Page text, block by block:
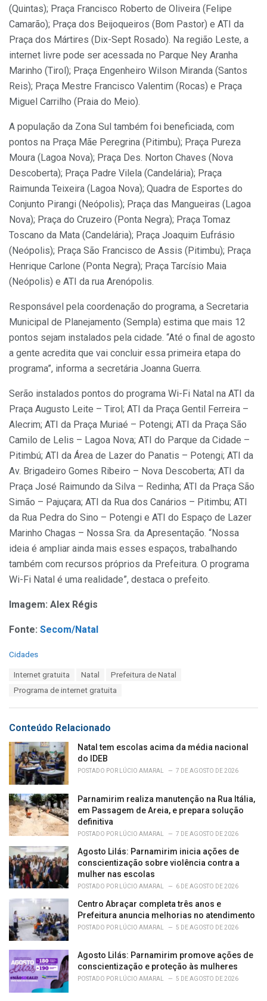
(Quintas); Praça Francisco Roberto de Oliveira (Felipe
Camarão); Praça dos Beijoqueiros (Bom Pastor) e ATI da
Praça dos Mártires (Dix-Sept Rosado). Na região Leste, a
internet livre pode ser acessada no Parque Ney Aranha
Marinho (Tirol); Praça Engenheiro Wilson Miranda (Santos
Reis); Praça Mestre Francisco Valentim (Rocas) e Praça
Miguel Carrilho (Praia do Meio).
A população da Zona Sul também foi beneficiada, com
pontos na Praça Mãe Peregrina (Pitimbu); Praça Pureza
Moura (Lagoa Nova); Praça Des. Norton Chaves (Nova
Descoberta); Praça Padre Vilela (Candelária); Praça
Raimunda Teixeira (Lagoa Nova); Quadra de Esportes do
Conjunto Pirangi (Neópolis); Praça das Mangueiras (Lagoa
Nova); Praça do Cruzeiro (Ponta Negra); Praça Tomaz
Toscano da Mata (Candelária); Praça Joaquim Eufrásio
(Neópolis); Praça São Francisco de Assis (Pitimbu); Praça
Henrique Carlone (Ponta Negra); Praça Tarcísio Maia
(Neópolis) e ATI da rua Arenópolis.
Responsável pela coordenação do programa, a Secretaria
Municipal de Planejamento (Sempla) estima que mais 12
pontos sejam instalados pela cidade. “Até o final de agosto
a gente acredita que vai concluir essa primeira etapa do
programa”, informa a secretária Joanna Guerra.
Serão instalados pontos do programa Wi-Fi Natal na ATI da
Praça Augusto Leite – Tirol; ATI da Praça Gentil Ferreira –
Alecrim; ATI da Praça Muriaé – Potengi; ATI da Praça São
Camilo de Lelis – Lagoa Nova; ATI do Parque da Cidade –
Pitimbú; ATI da Área de Lazer do Panatis – Potengi; ATI da
Av. Brigadeiro Gomes Ribeiro – Nova Descoberta; ATI da
Praça José Raimundo da Silva – Redinha; ATI da Praça São
Simão – Pajuçara; ATI da Rua dos Canários – Pitimbu; ATI
da Rua Pedra do Sino – Potengi e ATI do Espaço de Lazer
Marinho Chagas – Nossa Sra. da Apresentação. “Nossa
ideia é ampliar ainda mais esses espaços, trabalhando
também com recursos próprios da Prefeitura. O programa
Wi-Fi Natal é uma realidade”, destaca o prefeito.
Imagem: Alex Régis
Fonte: Secom/Natal
C
i
e
Cidades
Internet gratuita Natal
Prefeitura de Natal
Programa de internet gratuita
Conteúdo Relacionado
Natal tem escolas acima da média nacional
do IDEB
POSTADO POR LÚCIO AMARAL 7 DE AGOSTO DE 2026
Parnamirim realiza manutenção na Rua Itália,
em Passagem de Areia, e prepara solução
definitiva
POSTADO POR LÚCIO AMARAL 7 DE AGOSTO DE 2026
Agosto Lilás: Parnamirim inicia ações de
conscientização sobre violência contra a
mulher nas escolas
POSTADO POR LÚCIO AMARAL 6 DE AGOSTO DE 2026
Centro Abraçar completa três anos e
Prefeitura anuncia melhorias no atendimento
POSTADO POR LÚCIO AMARAL 5 DE AGOSTO DE 2026
Agosto Lilás: Parnamirim promove ações de
conscientização e proteção às mulheres
POSTADO POR LÚCIO AMARAL 5 DE AGOSTO DE 2026